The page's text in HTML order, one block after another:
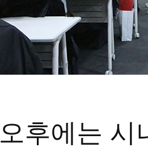
오후에는 시